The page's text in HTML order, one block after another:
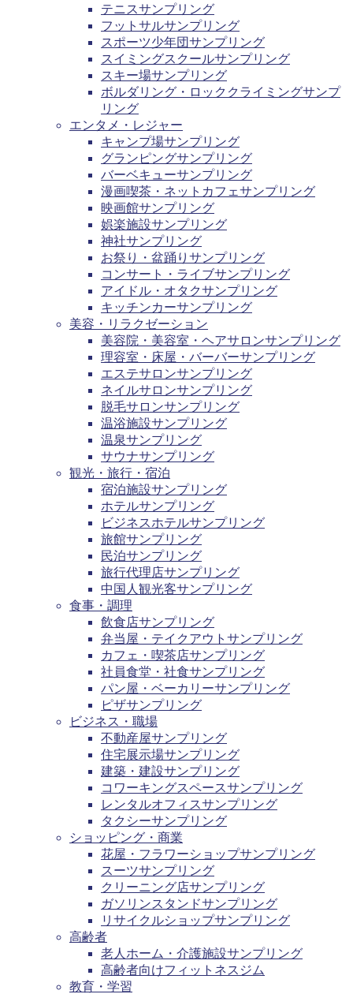
テニスサンプリング
フットサルサンプリング
スポーツ少年団サンプリング
スイミングスクールサンプリング
スキー場サンプリング
ボルダリング・ロッククライミングサンプ
リング
エンタメ・レジャー
キャンプ場サンプリング
グランピングサンプリング
バーベキューサンプリング
漫画喫茶・ネットカフェサンプリング
映画館サンプリング
娯楽施設サンプリング
神社サンプリング
お祭り・盆踊りサンプリング
コンサート・ライブサンプリング
アイドル・オタクサンプリング
キッチンカーサンプリング
美容・リラクゼーション
美容院・美容室・ヘアサロンサンプリング
理容室・床屋・バーバーサンプリング
エステサロンサンプリング
ネイルサロンサンプリング
脱毛サロンサンプリング
温浴施設サンプリング
温泉サンプリング
サウナサンプリング
観光・旅行・宿泊
宿泊施設サンプリング
ホテルサンプリング
ビジネスホテルサンプリング
旅館サンプリング
民泊サンプリング
旅行代理店サンプリング
中国人観光客サンプリング
食事・調理
飲食店サンプリング
弁当屋・テイクアウトサンプリング
カフェ・喫茶店サンプリング
社員食堂・社食サンプリング
パン屋・ベーカリーサンプリング
ピザサンプリング
ビジネス・職場
不動産屋サンプリング
住宅展示場サンプリング
建築・建設サンプリング
コワーキングスペースサンプリング
レンタルオフィスサンプリング
タクシーサンプリング
ショッピング・商業
花屋・フラワーショップサンプリング
スーツサンプリング
クリーニング店サンプリング
ガソリンスタンドサンプリング
リサイクルショップサンプリング
高齢者
老人ホーム・介護施設サンプリング
高齢者向けフィットネスジム
教育・学習